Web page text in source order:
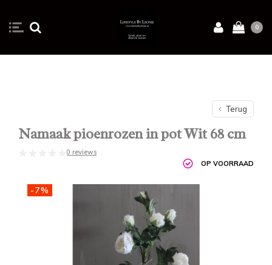
0
Terug
Namaak pioenrozen in pot Wit 68 cm
0 reviews
OP VOORRAAD
-7%